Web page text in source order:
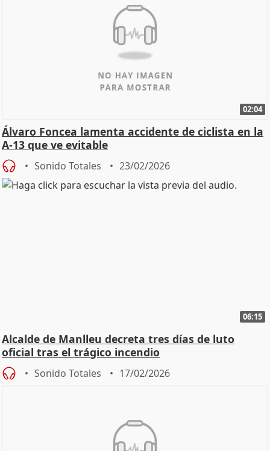
02:04
Álvaro Foncea lamenta accidente de ciclista en la
A-13 que ve evitable
Sonido Totales 23/02/2026
06:15
Alcalde de Manlleu decreta tres días de luto
oficial tras el trágico incendio
Sonido Totales 17/02/2026